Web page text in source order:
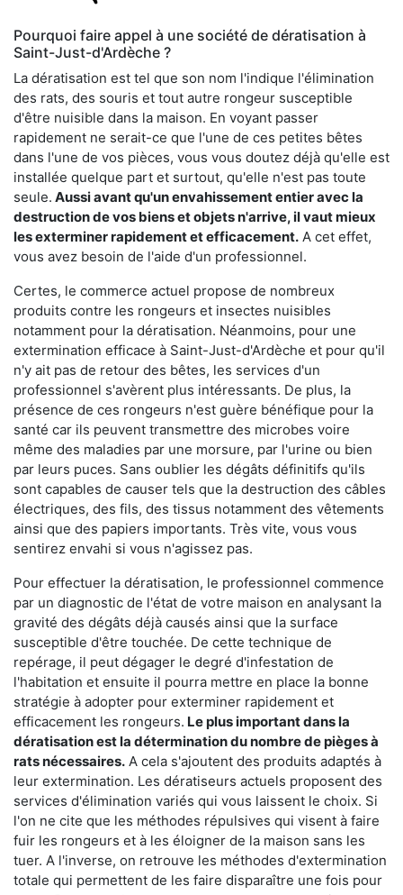
Pourquoi faire appel à une société de dératisation à
Saint-Just-d'Ardèche ?
La dératisation est tel que son nom l'indique l'élimination
des rats, des souris et tout autre rongeur susceptible
d'être nuisible dans la maison. En voyant passer
rapidement ne serait-ce que l'une de ces petites bêtes
dans l'une de vos pièces, vous vous doutez déjà qu'elle est
installée quelque part et surtout, qu'elle n'est pas toute
seule. Aussi avant qu'un envahissement entier avec la
destruction de vos biens et objets n'arrive, il vaut mieux
les exterminer rapidement et efficacement. A cet effet,
vous avez besoin de l'aide d'un professionnel.
Certes, le commerce actuel propose de nombreux
produits contre les rongeurs et insectes nuisibles
notamment pour la dératisation. Néanmoins, pour une
extermination efficace à Saint-Just-d'Ardèche et pour qu'il
n'y ait pas de retour des bêtes, les services d'un
professionnel s'avèrent plus intéressants. De plus, la
présence de ces rongeurs n'est guère bénéfique pour la
santé car ils peuvent transmettre des microbes voire
même des maladies par une morsure, par l'urine ou bien
par leurs puces. Sans oublier les dégâts définitifs qu'ils
sont capables de causer tels que la destruction des câbles
électriques, des fils, des tissus notamment des vêtements
ainsi que des papiers importants. Très vite, vous vous
sentirez envahi si vous n'agissez pas.
Pour effectuer la dératisation, le professionnel commence
par un diagnostic de l'état de votre maison en analysant la
gravité des dégâts déjà causés ainsi que la surface
susceptible d'être touchée. De cette technique de
repérage, il peut dégager le degré d'infestation de
l'habitation et ensuite il pourra mettre en place la bonne
stratégie à adopter pour exterminer rapidement et
efficacement les rongeurs. Le plus important dans la
dératisation est la détermination du nombre de pièges à
rats nécessaires. A cela s'ajoutent des produits adaptés à
leur extermination. Les dératiseurs actuels proposent des
services d'élimination variés qui vous laissent le choix. Si
l'on ne cite que les méthodes répulsives qui visent à faire
fuir les rongeurs et à les éloigner de la maison sans les
tuer. A l'inverse, on retrouve les méthodes d'extermination
totale qui permettent de les faire disparaître une fois pour